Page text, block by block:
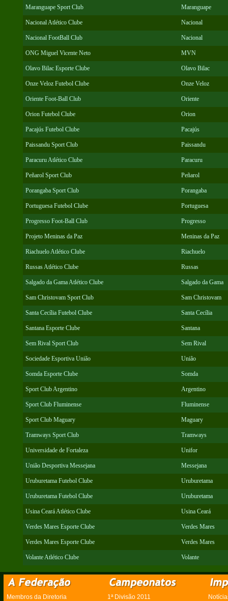
Maranguape Sport Club Maranguape
Nacional Atlético Clube Nacional
Nacional FootBall Club Nacional
ONG Miguel Vicente Neto MVN
Olavo Bilac Esporte Clube Olavo Bilac
Onze Veloz Futebol Clube Onze Veloz
Oriente Foot-Ball Club Oriente
Orion Futebol Clube Orion
Pacajús Futebol Clube Pacajús
Paissandu Sport Club Paissandu
Paracuru Atlético Clube Paracuru
Peñarol Sport Club Peñarol
Porangaba Sport Club Porangaba
Portuguesa Futebol Clube Portuguesa
Progresso Foot-Ball Club Progresso
Projeto Meninas da Paz Meninas da Paz
Riachuelo Atlético Clube Riachuelo
Russas Atlético Clube Russas
Salgado da Gama Atlético Clube Salgado da Gama
Sam Christovam Sport Club Sam Christovam
Santa Cecília Futebol Clube Santa Cecília
Santana Esporte Clube Santana
Sem Rival Sport Club Sem Rival
Sociedade Esportiva União União
Somda Esporte Clube Somda
Sport Club Argentino Argentino
Sport Club Fluminense Fluminense
Sport Club Maguary Maguary
Tramways Sport Club Tramways
Universidade de Fortaleza Unifor
União Desportiva Messejana Messejana
Uruburetama Futebol Clube Uruburetama
Uruburetama Futebol Clube Uruburetama
Usina Ceará Atlético Clube Usina Ceará
Verdes Mares Esporte Clube Verdes Mares
Verdes Mares Esporte Clube Verdes Mares
Volante Atlético Clube Volante
Membros da Diretoria 1ª Divisão 2011